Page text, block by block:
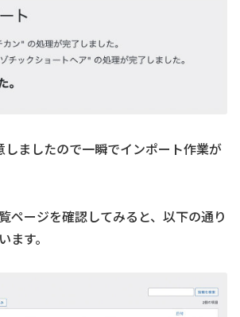
ましたので一瞬でインポート作業が
ページを確認してみると、以下の通り
ます。